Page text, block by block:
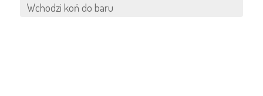
Wchodzi koń do baru